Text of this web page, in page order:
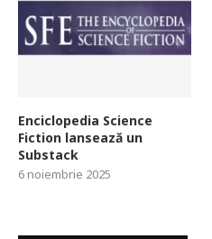
Enciclopedia Science
Fiction lansează un
Substack
6 noiembrie 2025